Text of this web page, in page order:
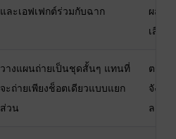
และเอฟเฟกต์ร่วมกับฉาก
ผสมเ
เสียง
วางแผนถ่ายเป็นชุดสั้นๆ แทนที่
จะถ่ายเพียงช็อตเดียวแบบแยก
ส่วน
ตรวจ
จังหว
ละคร